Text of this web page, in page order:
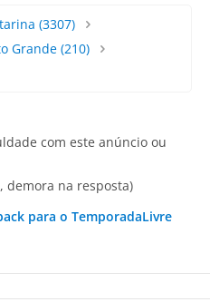
(3307)
Grande(210)
com este anúncio ou
demora na resposta)
para o TemporadaLivre